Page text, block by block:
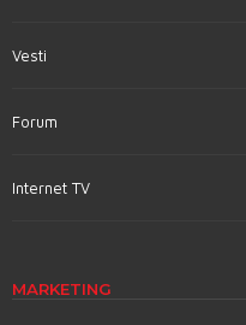
Vesti
Forum
Internet TV
MARKETING